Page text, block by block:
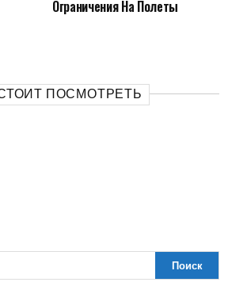
Ограничения На Полеты
ПОСМОТРЕТЬ